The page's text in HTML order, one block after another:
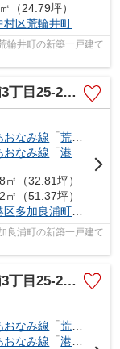
（24.79坪）
村区荒輪井町
井町の新築一戸建て
料】新築一戸建て
おなみ線 「荒子川公園
おなみ線 「港北
（32.81坪）
（51.37坪）
区多加良浦町３丁目
浦町の新築一戸建て
新築一戸建て 1号棟
おなみ線 「荒子川公園
おなみ線 「港北